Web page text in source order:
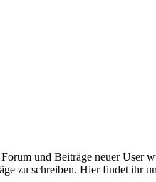
und Beiträge neuer User
zu schreiben. Hier findet ihr